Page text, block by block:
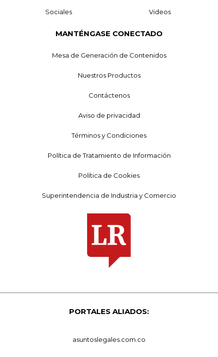
Sociales Videos
MANTÉNGASE CONECTADO
Mesa de Generación de Contenidos
Nuestros Productos
Contáctenos
Aviso de privacidad
Términos y Condiciones
Política de Tratamiento de Información
Política de Cookies
Superintendencia de Industria y Comercio
PORTALES ALIADOS:
asuntoslegales.com.co